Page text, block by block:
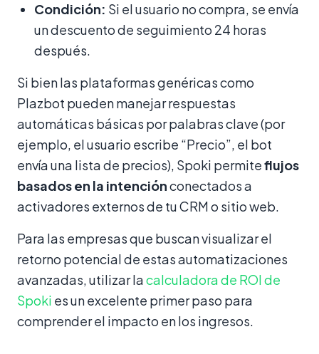
Condición: Si el usuario no compra, se envía
un descuento de seguimiento 24 horas
después.
Si bien las plataformas genéricas como
Plazbot pueden manejar respuestas
automáticas básicas por palabras clave (por
ejemplo, el usuario escribe “Precio”, el bot
envía una lista de precios), Spoki permiteflujos
basados en la intenciónconectados a
activadores externos de tu CRM o sitio web.
Para las empresas que buscan visualizar el
retorno potencial de estas automatizaciones
avanzadas, utilizar lacalculadora de ROI de
Spoki es un excelente primer paso para
comprender el impacto en los ingresos.